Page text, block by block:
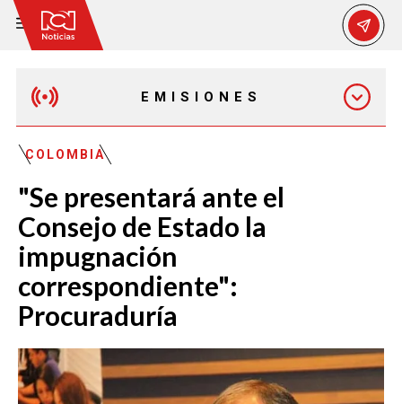
EMISIONES
EMISIÓN 7:00 PM
COLOMBIA
"Se presentará ante el
Consejo de Estado la
impugnación
correspondiente":
Procuraduría